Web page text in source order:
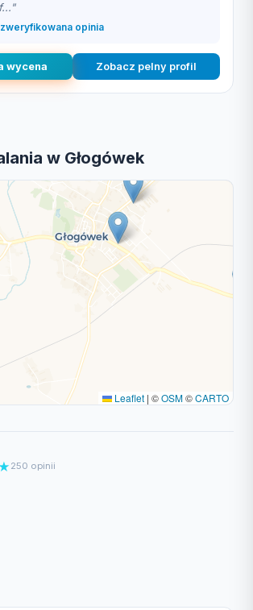
opinia
wycena Zobacz pelny profil
w Głogówek
Leaflet | ©OSM©CARTO
250 opinii